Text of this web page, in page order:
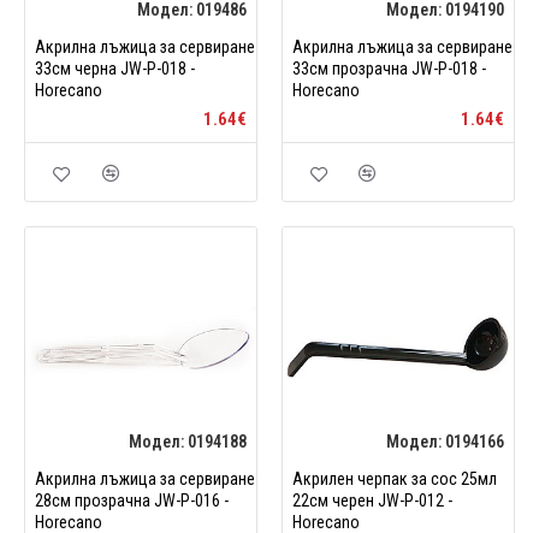
Модел: 019486
Акрилна лъжица за сервиране
33см черна JW-P-018 -
Horecano
1.64€
Модел: 0194190
Акрилна лъжица за сервиране
33см прозрачна JW-P-018 -
Horecano
1.64€
Модел: 0194188
Акрилна лъжица за сервиране
28см прозрачна JW-P-016 -
Horecano
Модел: 0194166
Акрилен черпак за сос 25мл
22см черен JW-P-012 -
Horecano